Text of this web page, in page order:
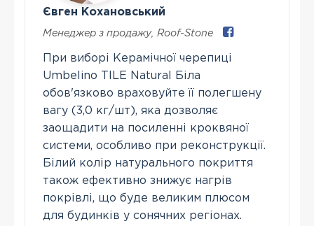
Євген Кохановський
Менеджер з продажу, Roof-Stone
При виборі Керамічної черепиці
Umbelino TILE Natural Біла
обов'язково враховуйте її полегшену
вагу (3,0 кг/шт), яка дозволяє
заощадити на посиленні кроквяної
системи, особливо при реконструкції.
Білий колір натурального покриття
також ефективно знижує нагрів
покрівлі, що буде великим плюсом
для будинків у сонячних регіонах.